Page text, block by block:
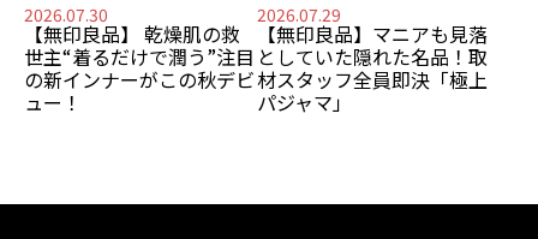
2026.07.30
【無印良品】 乾燥肌の救
世主“着るだけで潤う”注目
の新インナーがこの秋デビ
ュー！
2026.07.29
【無印良品】 マニアも見落
としていた隠れた名品！ 取
材スタッフ全員即決「極上
パジャマ」